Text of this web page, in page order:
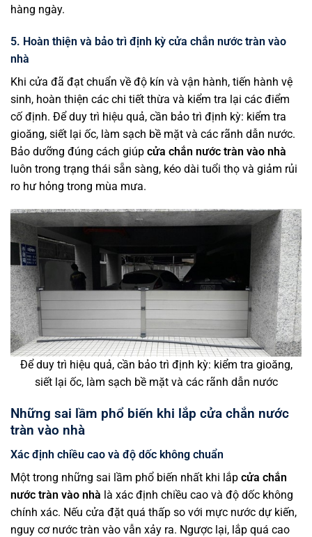
hàng ngày.
5. Hoàn thiện và bảo trì định kỳ cửa chắn nước tràn vào
nhà
Khi cửa đã đạt chuẩn về độ kín và vận hành, tiến hành vệ
sinh, hoàn thiện các chi tiết thừa và kiểm tra lại các điểm
cố định. Để duy trì hiệu quả, cần bảo trì định kỳ: kiểm tra
gioăng, siết lại ốc, làm sạch bề mặt và các rãnh dẫn nước.
Bảo dưỡng đúng cách giúp cửa chắn nước tràn vào nhà
luôn trong trạng thái sẵn sàng, kéo dài tuổi thọ và giảm rủi
ro hư hỏng trong mùa mưa.
Để duy trì hiệu quả, cần bảo trì định kỳ: kiểm tra gioăng,
siết lại ốc, làm sạch bề mặt và các rãnh dẫn nước
Những sai lầm phổ biến khi lắp cửa chắn nước
tràn vào nhà
Xác định chiều cao và độ dốc không chuẩn
Một trong những sai lầm phổ biến nhất khi lắp cửa chắn
nước tràn vào nhà là xác định chiều cao và độ dốc không
chính xác. Nếu cửa đặt quá thấp so với mực nước dự kiến,
nguy cơ nước tràn vào vẫn xảy ra. Ngược lại, lắp quá cao